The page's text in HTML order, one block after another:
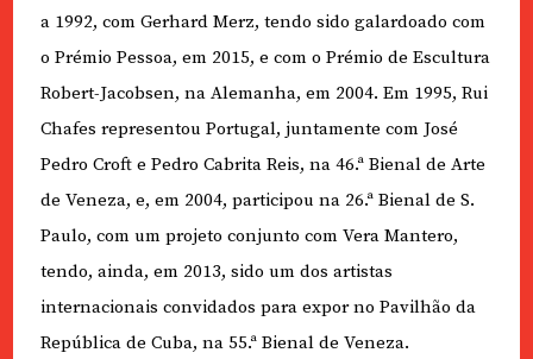
a 1992, com Gerhard Merz, tendo sido galardoado com
o Prémio Pessoa, em 2015, e com o Prémio de Escultura
Robert-Jacobsen, na Alemanha, em 2004. Em 1995, Rui
Chafes representou Portugal, juntamente com José
Pedro Croft e Pedro Cabrita Reis, na 46.ª Bienal de Arte
de Veneza, e, em 2004, participou na 26.ª Bienal de S.
Paulo, com um projeto conjunto com Vera Mantero,
tendo, ainda, em 2013, sido um dos artistas
internacionais convidados para expor no Pavilhão da
República de Cuba, na 55.ª Bienal de Veneza.